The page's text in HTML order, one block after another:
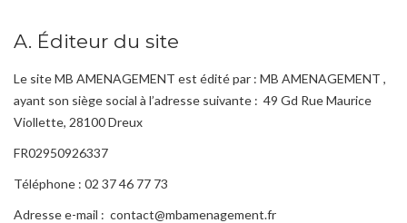
A. Éditeur du site
Le site MB AMENAGEMENT est édité par : MB AMENAGEMENT ,
ayant son siège social à l’adresse suivante : 49 Gd Rue Maurice
Viollette, 28100 Dreux
FR02950926337
Téléphone : 02 37 46 77 73
Adresse e-mail : contact@mbamenagement.fr